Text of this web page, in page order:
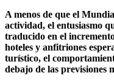
A menos de que el
actividad, el entusiasmo
traducido en el
hoteles y anfitriones
turístico, el
debajo de las previsiones